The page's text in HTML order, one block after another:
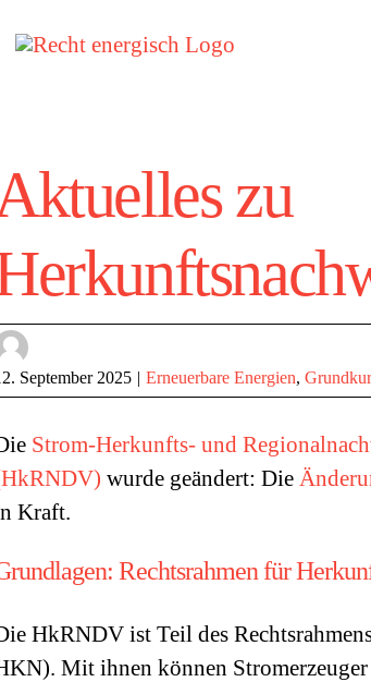
zu
September 2025 | Erneuerbare Energien,
Strom-Herkunfts- und
wurde geändert: Die
Kraft.
Rechtsrahmen für
HkRNDV ist Teil des
Mit ihnen können